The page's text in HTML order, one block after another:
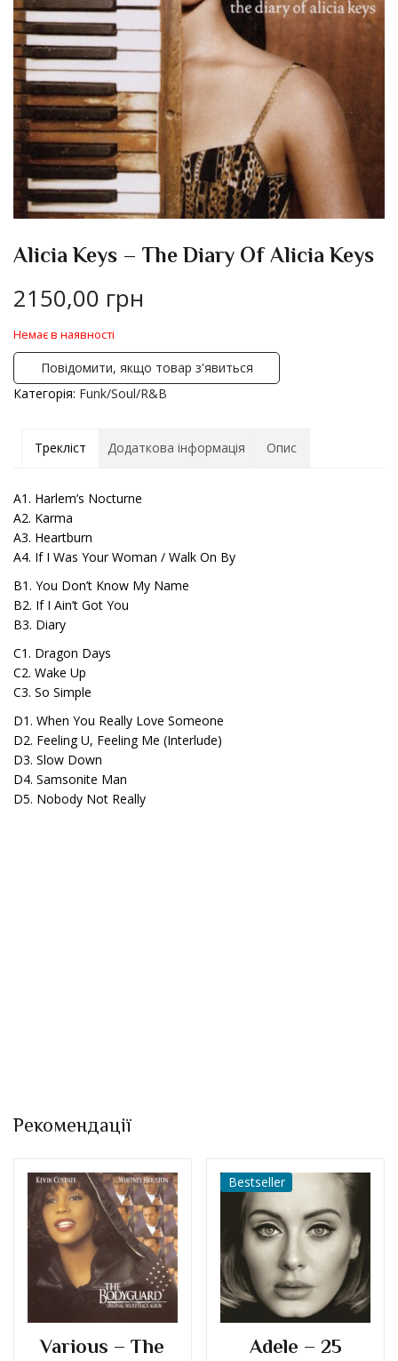
Alicia Keys – The Diary Of Alicia Keys
2150,00 грн
Немає в наявності
Повідомити, якщо товар з'явиться
Категорія: Funk/Soul/R&B
Трекліст Додаткова інформація Опис
A1. Harlem’s Nocturne
A2. Karma
A3. Heartburn
A4. If I Was Your Woman / Walk On By
B1. You Don’t Know My Name
B2. If I Ain’t Got You
B3. Diary
C1. Dragon Days
C2. Wake Up
C3. So Simple
D1. When You Really Love Someone
D2. Feeling U, Feeling Me (Interlude)
D3. Slow Down
D4. Samsonite Man
D5. Nobody Not Really
Рекомендації
Various – The
Bestseller
Adele – 25